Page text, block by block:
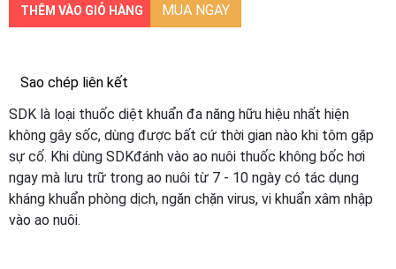
THÊM VÀO GIỎ HÀNG MUA NGAY
Sao chép liên kết
​SDK là loại thuốc diệt khuẩn đa năng hữu hiệu nhất hiện
không gây sốc, dùng được bất cứ thời gian nào khi tôm gặp
sự cố. Khi dùng SDKđánh vào ao nuôi thuốc không bốc hơi
ngay mà lưu trữ trong ao nuôi từ 7 - 10 ngày có tác dụng
kháng khuẩn phòng dịch, ngăn chặn virus, vi khuẩn xâm nhập
vào ao nuôi.